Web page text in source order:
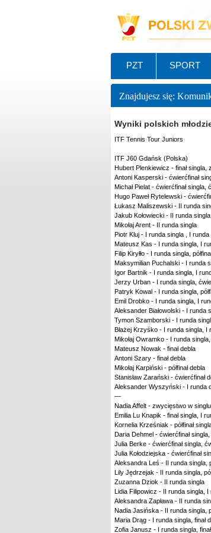
PZT SPORT
Znajdujesz się:
Wyniki polskich
ITF Tennis Tour Juniors
ITF J60 Gdańsk (Polska)
Hubert Plenkiewicz - finał singla,
Antoni Kasperski - ćwierćfinał
Michał Pielat - ćwierćfinał singla,
Hugo Paweł Rytelewski -
Łukasz Maliszewski - II runda
Jakub Kołowiecki - II runda
Mikołaj Arent - II runda singla
Piotr Kluj - I runda singla , I runda
Mateusz Kas - I runda singla, I
Filip Kiryłło - I runda singla,
Maksymilian Puchalski - I runda
Igor Bartnik - I runda singla, I
Jerzy Urban - I runda singla,
Patryk Kowal - I runda singla,
Emil Drobko - I runda singla, I
Aleksander Białowolski - I runda
Tymon Szamborski - I runda
Błażej Krzyśko - I runda singla, I
Mikołaj Owramko - I runda
Mateusz Nowak - finał debla
Antoni Szary - finał debla
Mikołaj Karpiński - półfinał debla
Stanisław Zarański - ćwierćfinał
Aleksander Wyszyński - I runda
—
Nadia Affelt - zwycięstwo w singlu
Emilia Lu Knapik - finał singla, I
Kornelia Krześniak - półfinał
Daria Dehmel - ćwierćfinał
Julia Berke - ćwierćfinał singla,
Julia Kołodziejska - ćwierćfinał
Aleksandra Leś - II runda singla,
Lily Jędrzejak - II runda singla,
Zuzanna Dziok - II runda singla
Lidia Filipowicz - II runda singla, I
Aleksandra Zapława - II runda
Nadia Jasińska - II runda singla,
Maria Drąg - I runda singla, finał
Zofia Janusz - I runda singla,